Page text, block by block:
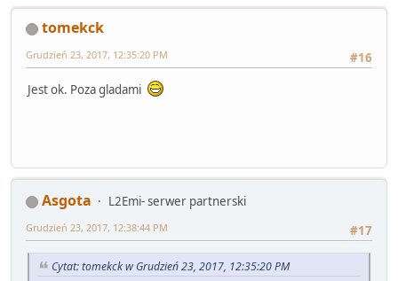
tomekck
#16
Grudzień 23, 2017, 12:35:20 PM
Jest ok. Poza gladami
Asgota
L2Emi- serwer partnerski
#17
Grudzień 23, 2017, 12:38:44 PM
Cytat: tomekck w Grudzień 23, 2017, 12:35:20 PM